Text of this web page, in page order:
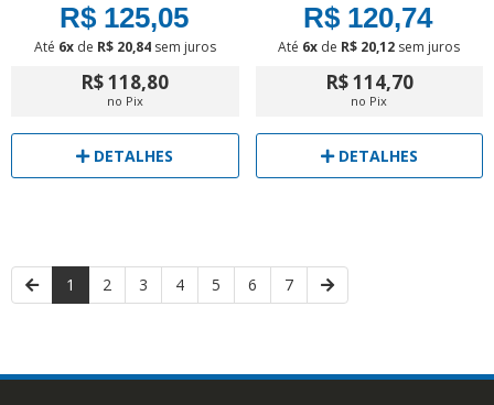
R$ 125,05
Até 6xde R$ 20,84sem juros
R$ 118,80
no Pix
DETALHES
R$ 120,74
Até 6x de R$ 20,12 sem juros
R$ 114,70
no Pix
DETALHES
1 2 3 4 5 6 7